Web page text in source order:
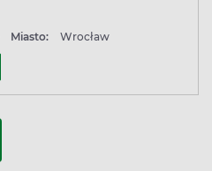
Miasto: Wrocław